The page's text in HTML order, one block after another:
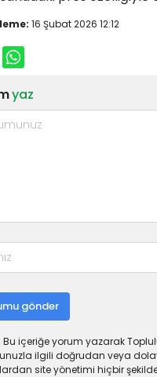
16 Şubat 2026 12:12
yaz
gönder
Bu içeriğe yorum yazarak
ilgili doğrudan veya
site yönetimi hiçbir